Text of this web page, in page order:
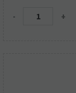
- +